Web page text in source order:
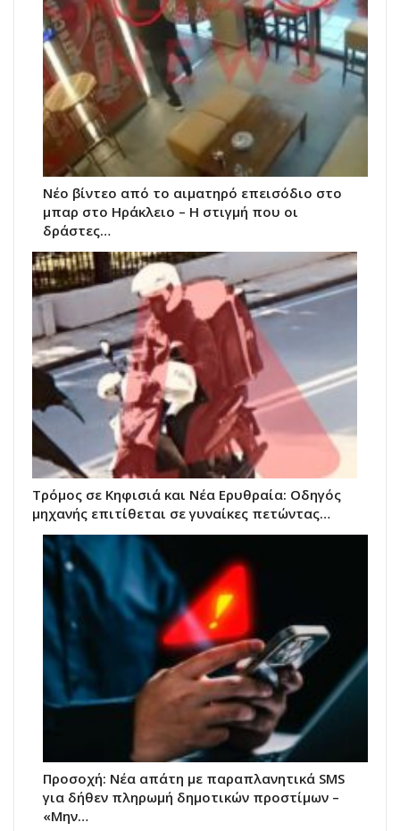
Νέο βίντεο από το αιματηρό επεισόδιο στο
μπαρ στο Ηράκλειο – Η στιγμή που οι
δράστες…
Τρόμος σε Κηφισιά και Νέα Ερυθραία: Οδηγός
μηχανής επιτίθεται σε γυναίκες πετώντας…
Προσοχή: Νέα απάτη με παραπλανητικά SMS
για δήθεν πληρωμή δημοτικών προστίμων –
«Μην…